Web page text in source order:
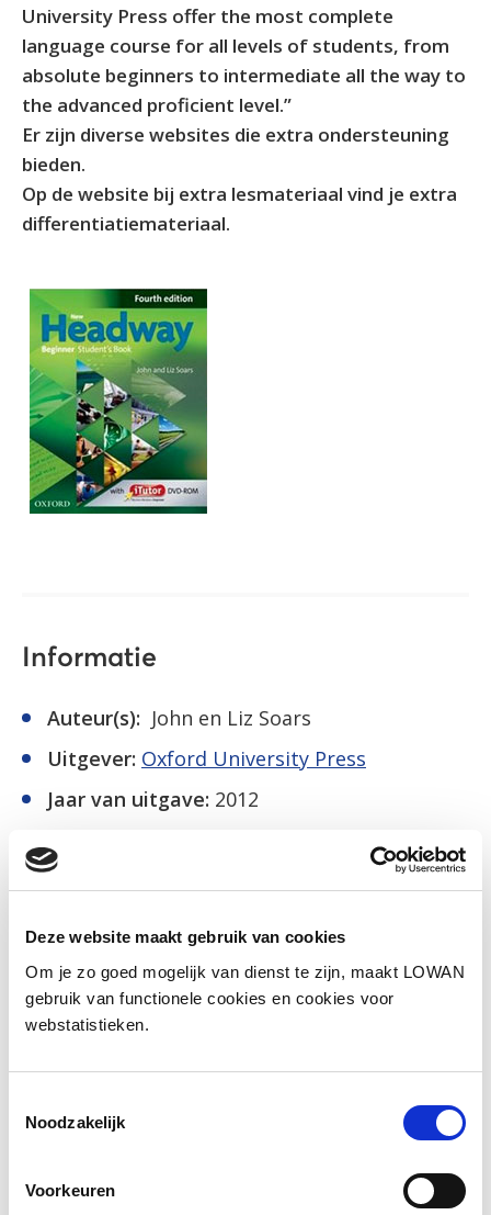
Deze website maakt gebruik van cookies
Om je zo goed mogelijk van dienst te zijn, maakt LOWAN
gebruik van functionele cookies en cookies voor
webstatistieken.
Noodzakelijk
Voorkeuren
University Press offer the most complete
language course for all levels of students, from
absolute beginners to intermediate all the way to
the advanced proficient level.”
Er zijn diverse websites die extra ondersteuning
bieden.
Op de website bij extra lesmateriaal vind je extra
differentiatiemateriaal.
Informatie
Auteur(s): John en Liz Soars
Uitgever: Oxford University Press
Jaar van uitgave: 2012
Social media
Deel deze pagina
FacebookLinkedIn